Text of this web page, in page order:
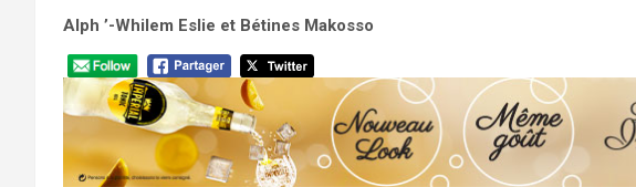
Alph ’-Whilem Eslie et Bétines Makosso